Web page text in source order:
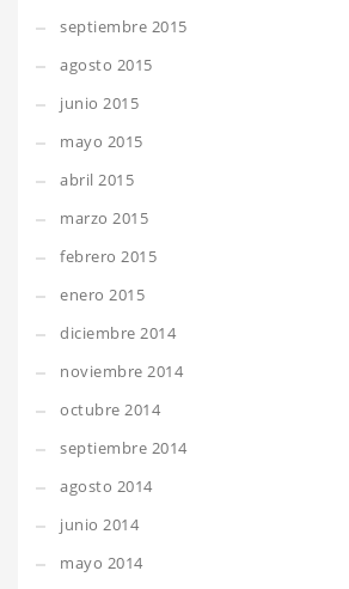
septiembre 2015
agosto 2015
junio 2015
mayo 2015
abril 2015
marzo 2015
febrero 2015
enero 2015
diciembre 2014
noviembre 2014
octubre 2014
septiembre 2014
agosto 2014
junio 2014
mayo 2014